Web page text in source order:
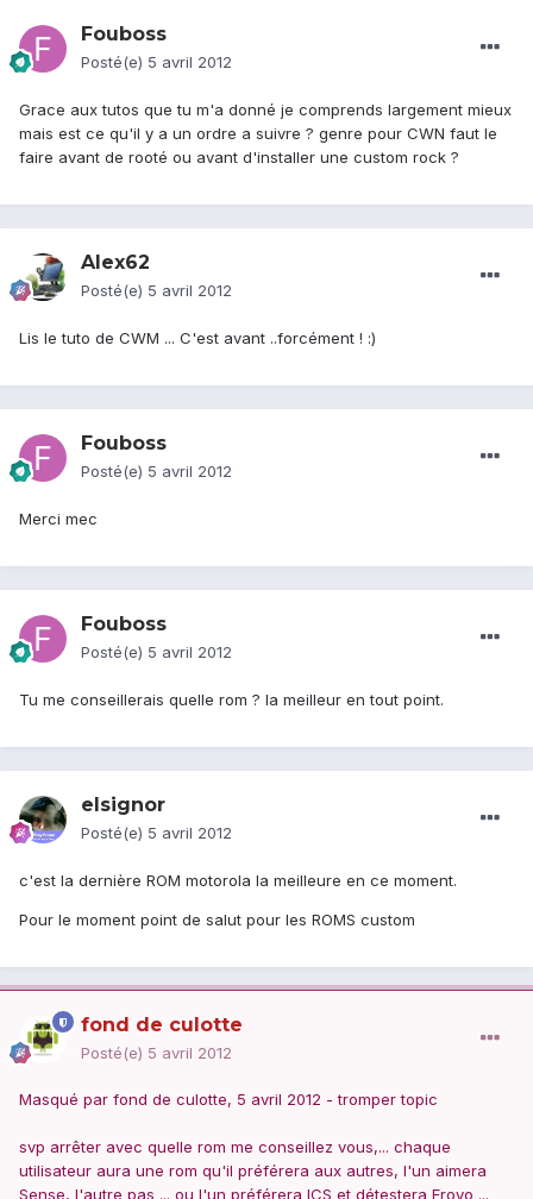
Fouboss
Posté(e) 5 avril 2012
Grace aux tutos que tu m'a donné je comprends largement mieux
mais est ce qu'il y a un ordre a suivre ? genre pour CWN faut le
faire avant de rooté ou avant d'installer une custom rock ?
Alex62
Posté(e) 5 avril 2012
Lis le tuto de CWM ... C'est avant ..forcément ! :)
Fouboss
Posté(e) 5 avril 2012
Merci mec
Fouboss
Posté(e) 5 avril 2012
Tu me conseillerais quelle rom ? la meilleur en tout point.
elsignor
Posté(e) 5 avril 2012
c'est la dernière ROM motorola la meilleure en ce moment.
Pour le moment point de salut pour les ROMS custom
fond de culotte
Posté(e) 5 avril 2012
Masqué par fond de culotte, 5 avril 2012 - tromper topic
svp arrêter avec quelle rom me conseillez vous,... chaque
utilisateur aura une rom qu'il préférera aux autres, l'un aimera
Sense, l'autre pas ... ou l'un préférera ICS et détestera Froyo ...